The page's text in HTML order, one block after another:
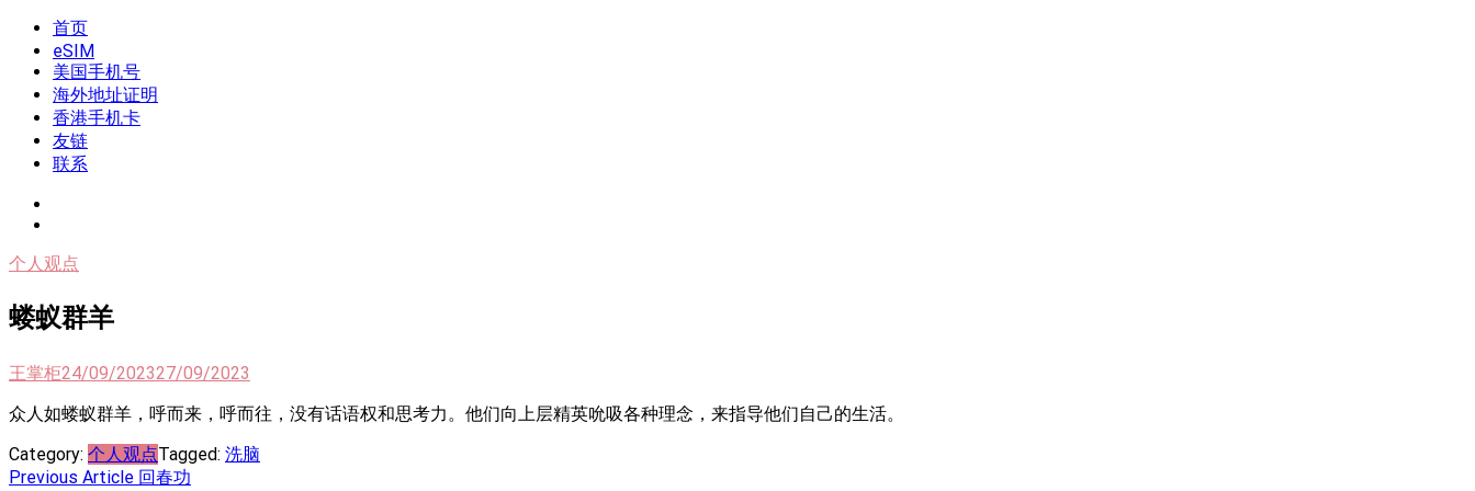
Skip
content
我是王掌柜
新闻酸菜馆|极客电台|自媒体联盟
首页
eSIM
美国手机号
海外地址证明
香港手机卡
友链
联系
个人观点
蝼蚁群羊
王掌柜24/09/202327/09/2023
众人如蝼蚁群羊，呼而来，呼而往，没有话语权和思考力。他们向上层精英吮吸各种理念，来指导他们自己的生活。
Category: 个人观点Tagged: 洗脑
Previous Article 回春功